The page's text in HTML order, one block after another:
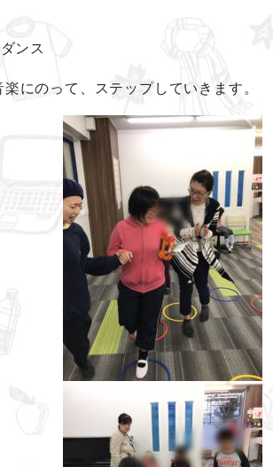
ンス
にのって、ステップしていきます。